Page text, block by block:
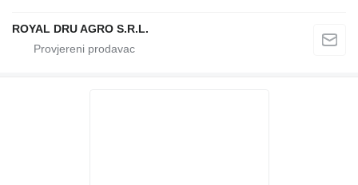
ROYAL DRU AGRO S.R.L.